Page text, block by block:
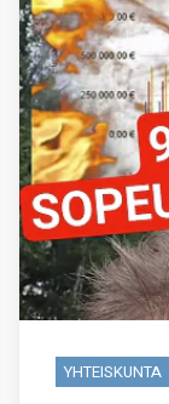
YHTEISKUNTA